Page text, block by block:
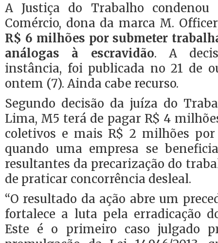
A Justiça do Trabalho
Comércio, dona da marca M.
R$ 6 milhões por submeter
análogas à escravidão. A
instância, foi publicada no 21 de
ontem (7). Ainda cabe recurso.
Segundo decisão da juíza do
Lima, M5 terá de pagar R$ 4
coletivos e mais R$ 2 milhões
quando uma empresa se
resultantes da precarização do
de praticar concorrência desleal.
“O resultado da ação abre um
fortalece a luta pela erradicação
Este é o primeiro caso julgado